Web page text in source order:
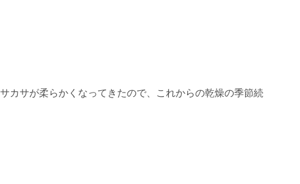
カサが柔らかくなってきたので、これからの乾燥の季節続